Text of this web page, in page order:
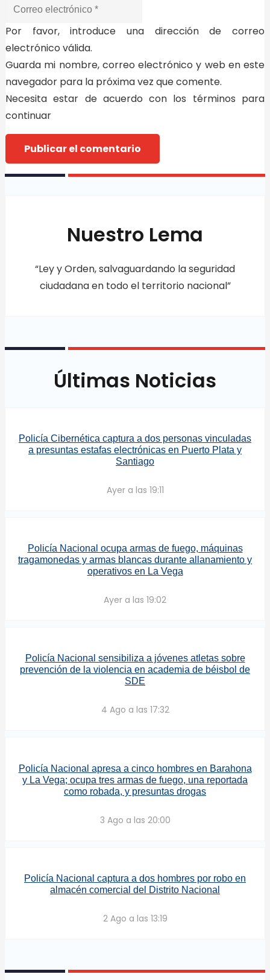
Por favor, introduce una dirección de correo
electrónico válida.
Guarda mi nombre, correo electrónico y web en este
navegador para la próxima vez que comente.
Necesita estar de acuerdo con los términos para
continuar
Publicar el comentario
Nuestro Lema
“Ley y Orden, salvaguardando la seguridad
ciudadana en todo el territorio nacional”
Últimas Noticias
Policía Cibernética captura a dos personas vinculadas
a presuntas estafas electrónicas en Puerto Plata y
Santiago
Ayer a las 19:11
Policía Nacional ocupa armas de fuego, máquinas
tragamonedas y armas blancas durante allanamiento y
operativos en La Vega
Ayer a las 19:02
Policía Nacional sensibiliza a jóvenes atletas sobre
prevención de la violencia en academia de béisbol de
SDE
4 Ago a las 17:32
Policía Nacional apresa a cinco hombres en Barahona
y La Vega; ocupa tres armas de fuego, una reportada
como robada, y presuntas drogas
3 Ago a las 20:00
Policía Nacional captura a dos hombres por robo en
almacén comercial del Distrito Nacional
2 Ago a las 13:19